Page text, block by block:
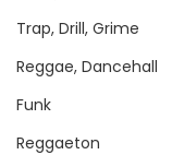
Trap, Drill, Grime
Reggae, Dancehall
Funk
Reggaeton